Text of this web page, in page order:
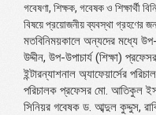
গবেষণা, শিক্ষক, গবেষক ও শিক্ষার্থী
বিষয়ে প্রয়োজনীয় ব্যবস্থা গ্রহণের
মতবিনিময়কালে অন্যদের মধ্যে
উদ্দীন, উপ-উপাচার্য (শিক্ষা)
ইন্টারন্যাশনাল অ্যাফেয়ার্সের
পরিচালক প্রফেসর মো. আতিকুল
সিনিয়র গবেষক ড. আব্দুল কুদ্দুস,